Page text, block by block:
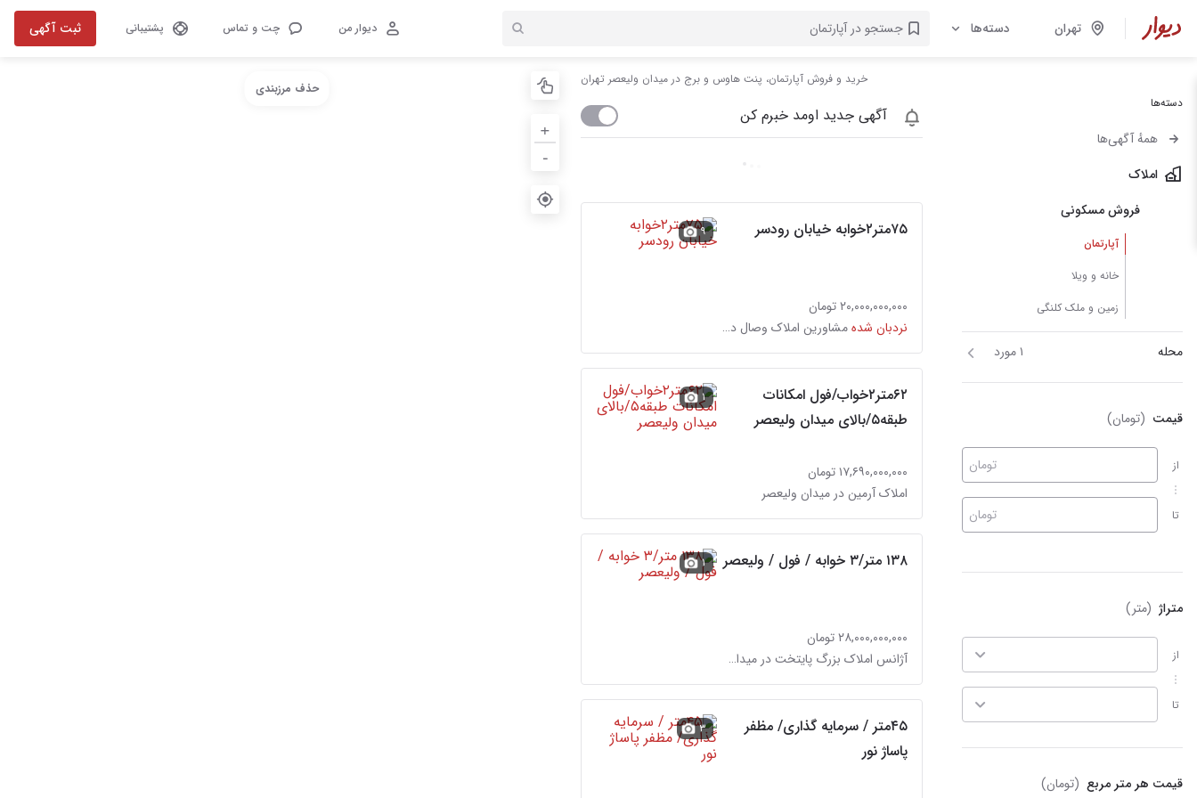
تهران دسته‌ها دیوار من چت و تماس پشتیبانی ثبت آگهی
دسته‌ها
همهٔ آگهی‌ها
املاک
فروش مسکونی
آپارتمان
خانه و ویلا
زمین و ملک کلنگی
محله ۱ مورد
قیمت (تومان)
از
تا
تومان
تومان
متراژ (متر)
از
تا
قیمت هر متر مربع (تومان)
خرید و فروش آپارتمان، پنت هاوس و برج در میدان ولیعصر تهران
آگهی جدید اومد خبرم کن
۷۵متر۲خوابه خیابان رودسر
۲۰,۰۰۰,۰۰۰,۰۰۰ تومان
نردبان شده
مشاورین املاک وصال در میدان ولیعصر
۹
۶۲متر۲خواب/فول امکانات
طبقه۵/بالای میدان ولیعصر
۱۷,۶۹۰,۰۰۰,۰۰۰ تومان
املاک آرمین در میدان ولیعصر
۱
۱۳۸ متر/۳ خوابه / فول / ولیعصر
۲۸,۰۰۰,۰۰۰,۰۰۰ تومان
آژانس املاک بزرگ پایتخت در میدان ولیعصر
۱
۴۵متر / سرمایه گذاری/ مظفر
پاساژ نور
۳
+
-
حذف مرزبندی